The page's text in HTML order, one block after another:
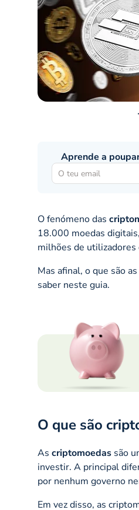
Aprende a
O fenómeno das
18.000 moedas
milhões de utilizadores
Mas afinal, o que são
saber neste guia.
O que são
As criptomoedas são
investir. A principal
por nenhum governo
Em vez disso, as